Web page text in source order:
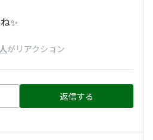
✨️
がリアクション
返信する